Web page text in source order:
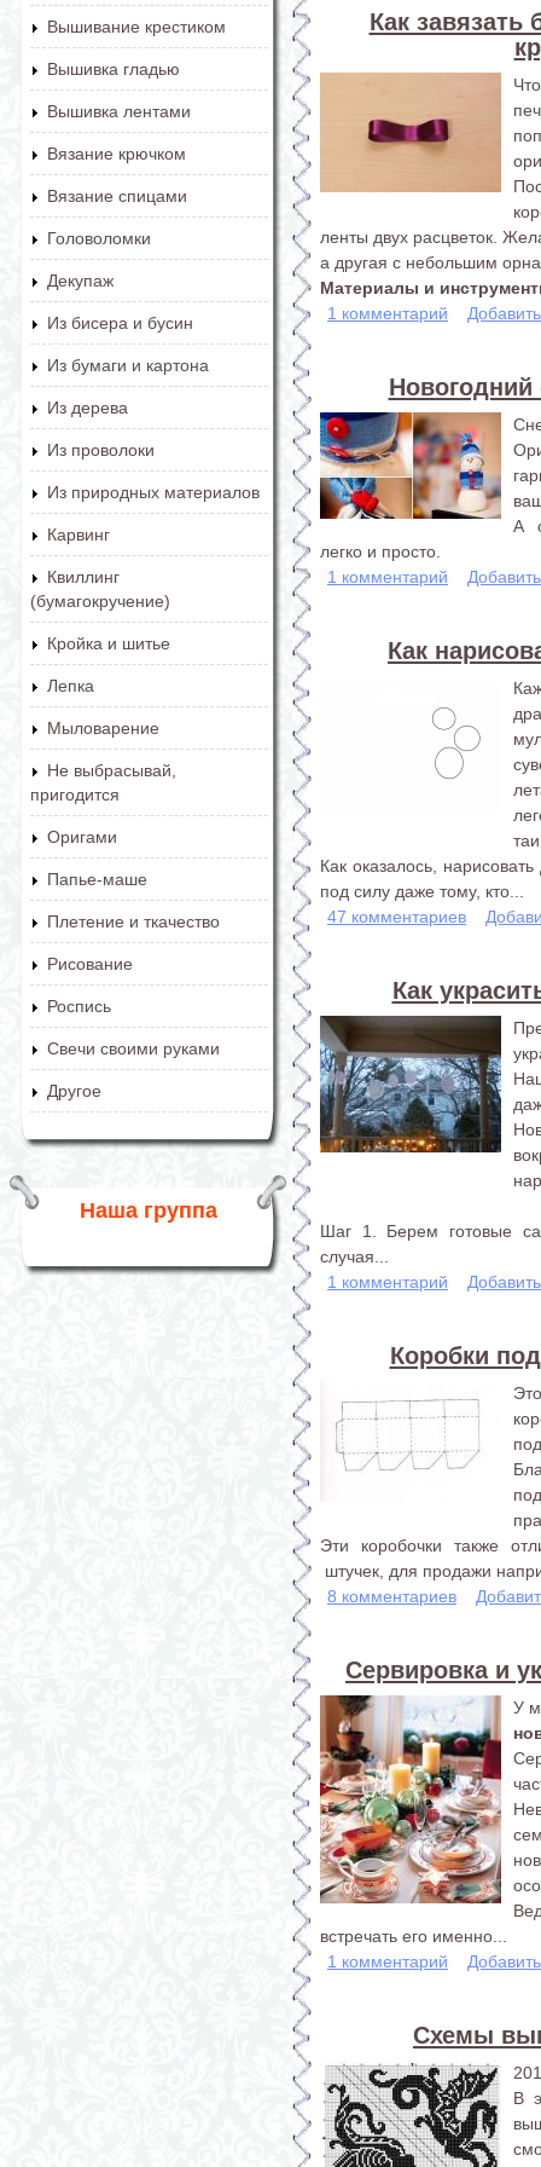
Вышивание крестиком
Вышивка гладью
Вышивка лентами
Вязание крючком
Вязание спицами
Головоломки
Декупаж
Из бисера и бусин
Из бумаги и картона
Из дерева
Из проволоки
Из природных материалов
Карвинг
Квиллинг
(бумагокручение)
Кройка и шитье
Лепка
Мыловарение
Не выбрасывай,
пригодится
Оригами
Папье-маше
Плетение и ткачество
Рисование
Роспись
Свечи своими руками
Другое
Наша группа
Как завязать
ленты двух расцветок.
а другая с небольшим
Материалы и
1 комментарий
Новогодний
А
легко и просто.
1 комментарий
Как
Как оказалось,
под силу даже тому, кто...
47 комментариев
Как
Шаг 1. Берем готовые
случая...
1 комментарий
Коробки
Эти коробочки также
штучек, для продажи
8 комментариев
Сервировка и
У
встречать его именно...
1 комментарий
Схемы
В